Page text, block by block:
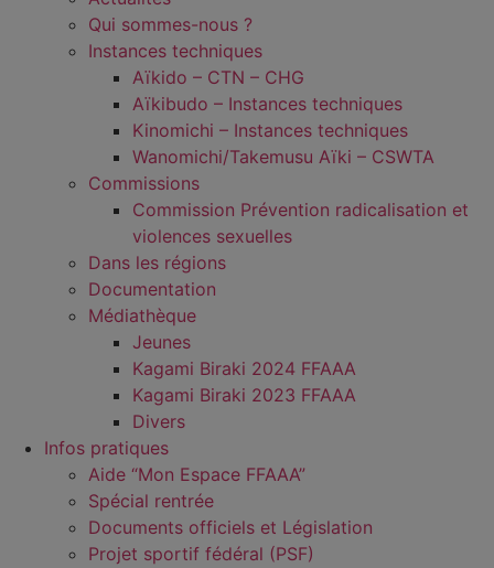
Qui sommes-nous ?
Instances techniques
Aïkido – CTN – CHG
Aïkibudo – Instances techniques
Kinomichi – Instances techniques
Wanomichi/Takemusu Aïki – CSWTA
Commissions
Commission Prévention radicalisation et
violences sexuelles
Dans les régions
Documentation
Médiathèque
Jeunes
Kagami Biraki 2024 FFAAA
Kagami Biraki 2023 FFAAA
Divers
Infos pratiques
Aide “Mon Espace FFAAA”
Spécial rentrée
Documents officiels et Législation
Projet sportif fédéral (PSF)